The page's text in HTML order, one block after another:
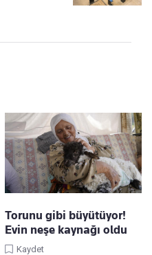
Torunu gibi büyütüyor!
Evin neşe kaynağı oldu
Kaydet